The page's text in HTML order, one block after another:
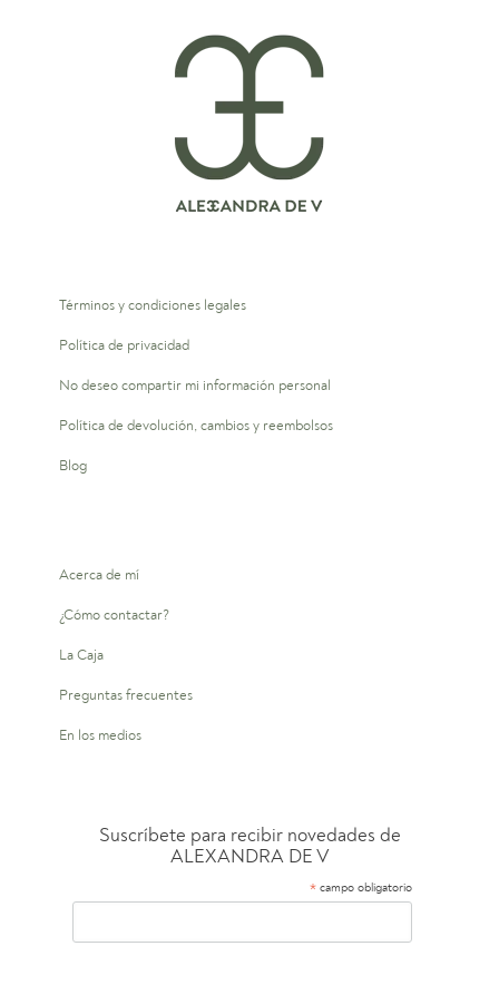
Términos y condiciones legales
Política de privacidad
No deseo compartir mi información personal
Política de devolución, cambios y reembolsos
Blog
Acerca de mí
¿Cómo contactar?
La Caja
Preguntas frecuentes
En los medios
Suscríbete para recibir novedades de
ALEXANDRA DE V
* campo obligatorio